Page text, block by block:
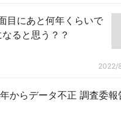
目にあと何年くらいで
ると思う？？
2022/
タ不正 調査委報告書を公